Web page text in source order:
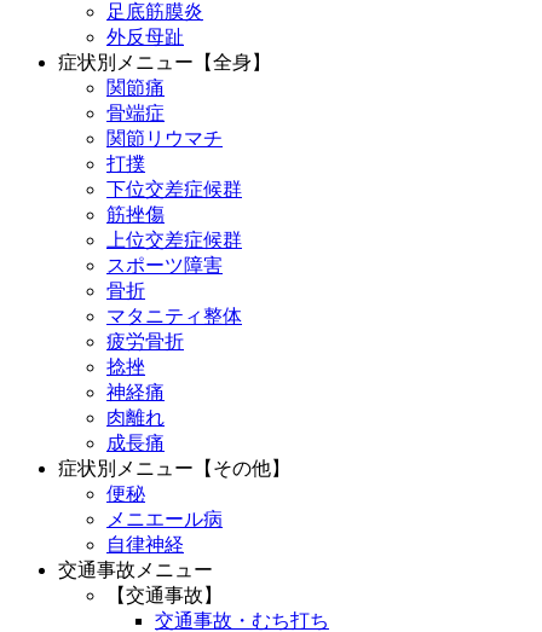
足底筋膜炎
外反母趾
症状別メニュー【全身】
関節痛
骨端症
関節リウマチ
打撲
下位交差症候群
筋挫傷
上位交差症候群
スポーツ障害
骨折
マタニティ整体
疲労骨折
捻挫
神経痛
肉離れ
成長痛
症状別メニュー【その他】
便秘
メニエール病
自律神経
交通事故メニュー
【交通事故】
交通事故・むち打ち